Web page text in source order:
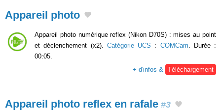
Appareil photo
Appareil photo numérique reflex (Nikon D70S) : mises au point
et déclenchement (x2). Catégorie UCS : COMCam. Durée :
00:05.
+ d'infos & Téléchargement
Appareil photo reflex en rafale #3